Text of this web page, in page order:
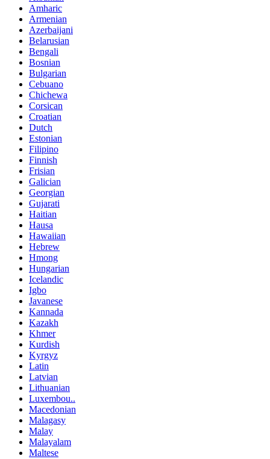
Amharic
Armenian
Azerbaijani
Belarusian
Bengali
Bosnian
Bulgarian
Cebuano
Chichewa
Corsican
Croatian
Dutch
Estonian
Filipino
Finnish
Frisian
Galician
Georgian
Gujarati
Haitian
Hausa
Hawaiian
Hebrew
Hmong
Hungarian
Icelandic
Igbo
Javanese
Kannada
Kazakh
Khmer
Kurdish
Kyrgyz
Latin
Latvian
Lithuanian
Luxembou..
Macedonian
Malagasy
Malay
Malayalam
Maltese